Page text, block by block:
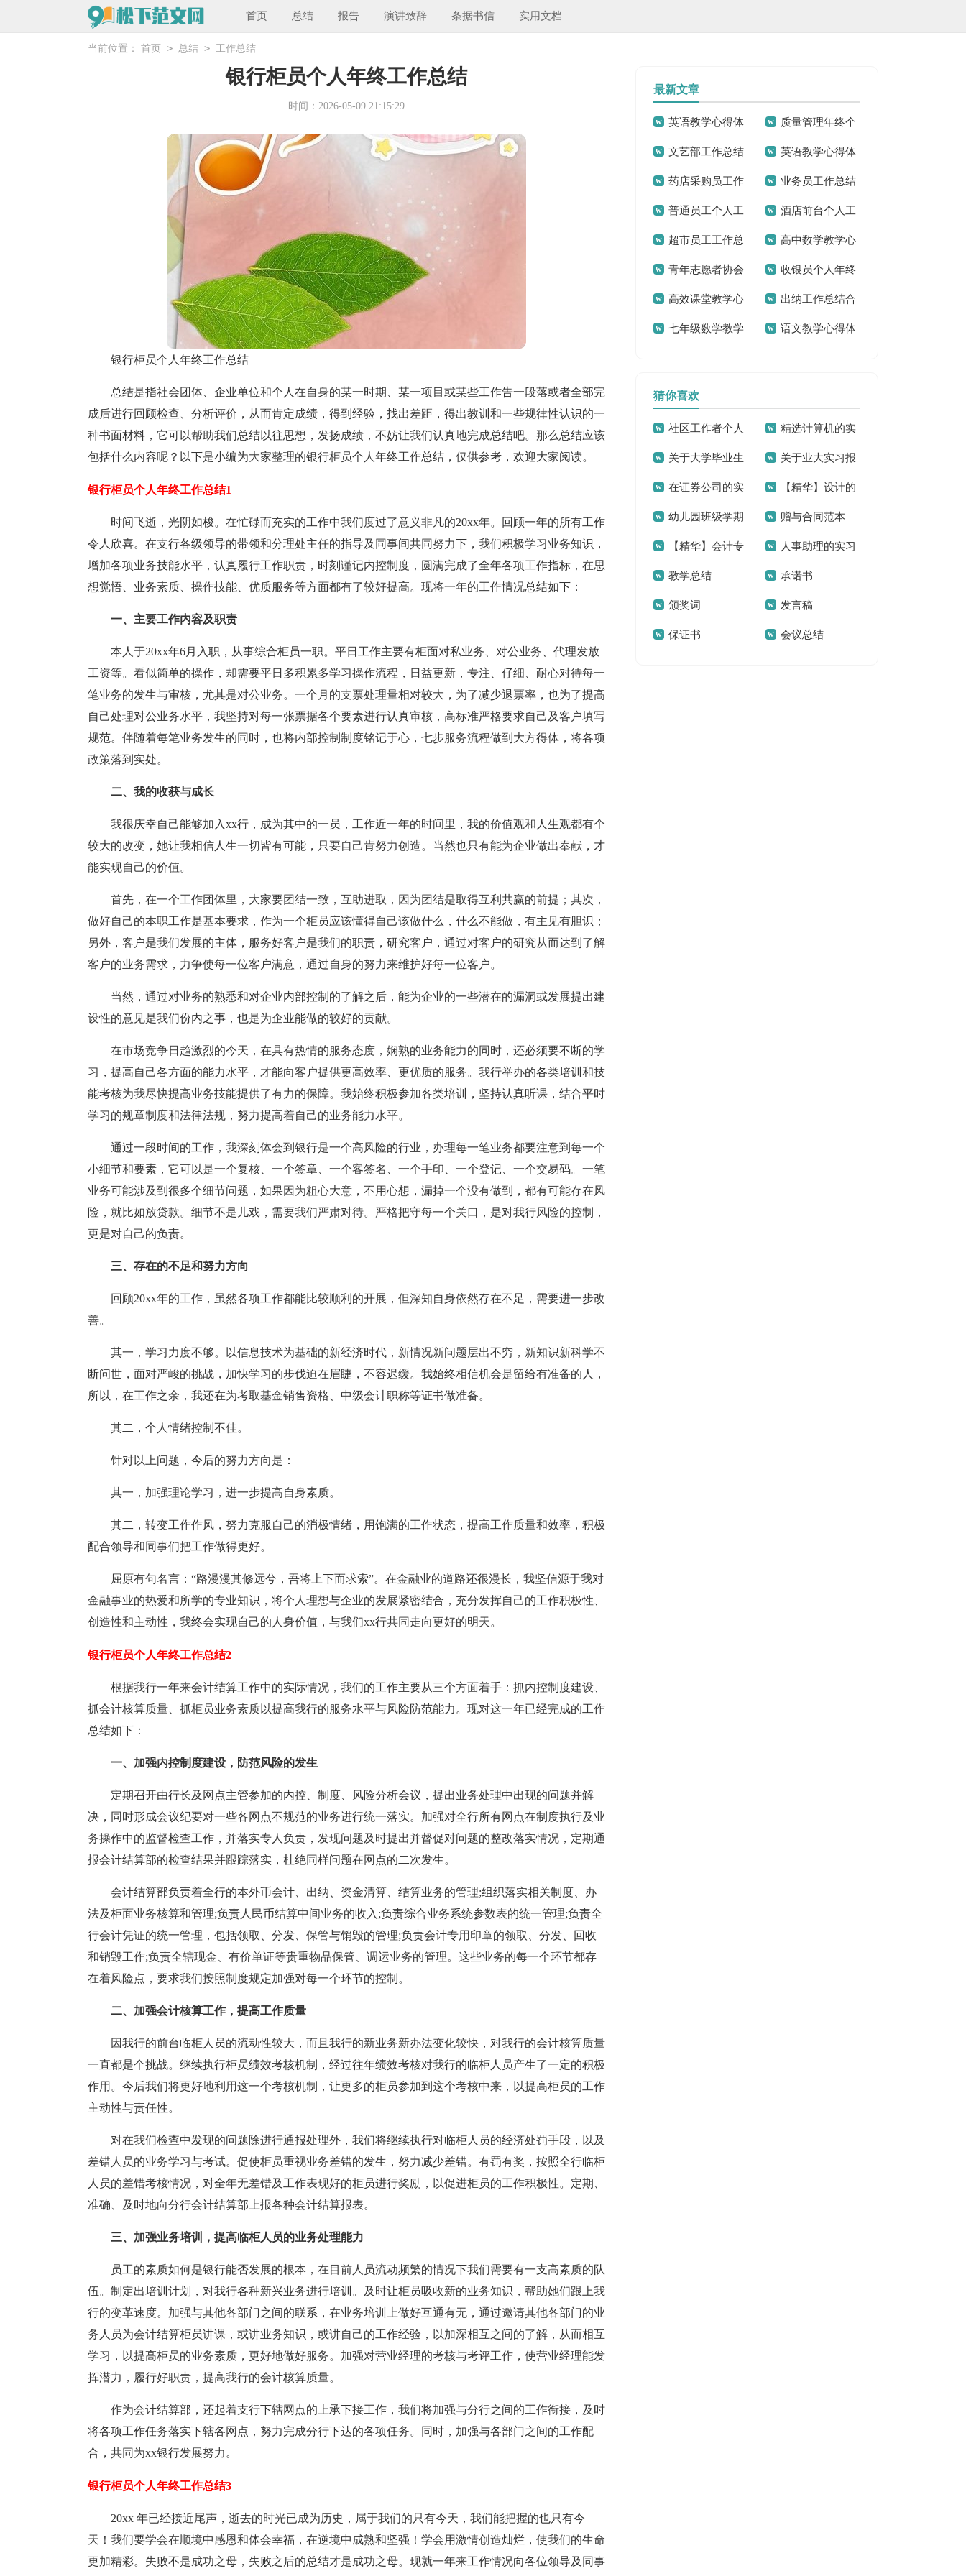
首页 总结 报告 演讲致辞 条据书信 实用文档
当前位置： 首页 > 总结 > 工作总结
银行柜员个人年终工作总结
时间：2026-05-09 21:15:29
银行柜员个人年终工作总结
总结是指社会团体、企业单位和个人在自身的某一时期、某一项目或某些工作告一段落或者全部完
成后进行回顾检查、分析评价，从而肯定成绩，得到经验，找出差距，得出教训和一些规律性认识的一
种书面材料，它可以帮助我们总结以往思想，发扬成绩，不妨让我们认真地完成总结吧。那么总结应该
包括什么内容呢？以下是小编为大家整理的银行柜员个人年终工作总结，仅供参考，欢迎大家阅读。
银行柜员个人年终工作总结1
时间飞逝，光阴如梭。在忙碌而充实的工作中我们度过了意义非凡的20xx年。回顾一年的所有工作
令人欣喜。在支行各级领导的带领和分理处主任的指导及同事间共同努力下，我们积极学习业务知识，
增加各项业务技能水平，认真履行工作职责，时刻谨记内控制度，圆满完成了全年各项工作指标，在思
想觉悟、业务素质、操作技能、优质服务等方面都有了较好提高。现将一年的工作情况总结如下：
一、主要工作内容及职责
本人于20xx年6月入职，从事综合柜员一职。平日工作主要有柜面对私业务、对公业务、代理发放
工资等。看似简单的操作，却需要平日多积累多学习操作流程，日益更新，专注、仔细、耐心对待每一
笔业务的发生与审核，尤其是对公业务。一个月的支票处理量相对较大，为了减少退票率，也为了提高
自己处理对公业务水平，我坚持对每一张票据各个要素进行认真审核，高标准严格要求自己及客户填写
规范。伴随着每笔业务发生的同时，也将内部控制制度铭记于心，七步服务流程做到大方得体，将各项
政策落到实处。
二、我的收获与成长
我很庆幸自己能够加入xx行，成为其中的一员，工作近一年的时间里，我的价值观和人生观都有个
较大的改变，她让我相信人生一切皆有可能，只要自己肯努力创造。当然也只有能为企业做出奉献，才
能实现自己的价值。
首先，在一个工作团体里，大家要团结一致，互助进取，因为团结是取得互利共赢的前提；其次，
做好自己的本职工作是基本要求，作为一个柜员应该懂得自己该做什么，什么不能做，有主见有胆识；
另外，客户是我们发展的主体，服务好客户是我们的职责，研究客户，通过对客户的研究从而达到了解
客户的业务需求，力争使每一位客户满意，通过自身的努力来维护好每一位客户。
当然，通过对业务的熟悉和对企业内部控制的了解之后，能为企业的一些潜在的漏洞或发展提出建
设性的意见是我们份内之事，也是为企业能做的较好的贡献。
在市场竞争日趋激烈的今天，在具有热情的服务态度，娴熟的业务能力的同时，还必须要不断的学
习，提高自己各方面的能力水平，才能向客户提供更高效率、更优质的服务。我行举办的各类培训和技
能考核为我尽快提高业务技能提供了有力的保障。我始终积极参加各类培训，坚持认真听课，结合平时
学习的规章制度和法律法规，努力提高着自己的业务能力水平。
通过一段时间的工作，我深刻体会到银行是一个高风险的行业，办理每一笔业务都要注意到每一个
小细节和要素，它可以是一个复核、一个签章、一个客签名、一个手印、一个登记、一个交易码。一笔
业务可能涉及到很多个细节问题，如果因为粗心大意，不用心想，漏掉一个没有做到，都有可能存在风
险，就比如放贷款。细节不是儿戏，需要我们严肃对待。严格把守每一个关口，是对我行风险的控制，
更是对自己的负责。
三、存在的不足和努力方向
回顾20xx年的工作，虽然各项工作都能比较顺利的开展，但深知自身依然存在不足，需要进一步改
善。
其一，学习力度不够。以信息技术为基础的新经济时代，新情况新问题层出不穷，新知识新科学不
断问世，面对严峻的挑战，加快学习的步伐迫在眉睫，不容迟缓。我始终相信机会是留给有准备的人，
所以，在工作之余，我还在为考取基金销售资格、中级会计职称等证书做准备。
其二，个人情绪控制不佳。
针对以上问题，今后的努力方向是：
其一，加强理论学习，进一步提高自身素质。
其二，转变工作作风，努力克服自己的消极情绪，用饱满的工作状态，提高工作质量和效率，积极
配合领导和同事们把工作做得更好。
屈原有句名言：“路漫漫其修远兮，吾将上下而求索”。在金融业的道路还很漫长，我坚信源于我对
金融事业的热爱和所学的专业知识，将个人理想与企业的发展紧密结合，充分发挥自己的工作积极性、
创造性和主动性，我终会实现自己的人身价值，与我们xx行共同走向更好的明天。
银行柜员个人年终工作总结2
根据我行一年来会计结算工作中的实际情况，我们的工作主要从三个方面着手：抓内控制度建设、
抓会计核算质量、抓柜员业务素质以提高我行的服务水平与风险防范能力。现对这一年已经完成的工作
总结如下：
一、加强内控制度建设，防范风险的发生
定期召开由行长及网点主管参加的内控、制度、风险分析会议，提出业务处理中出现的问题并解
决，同时形成会议纪要对一些各网点不规范的业务进行统一落实。加强对全行所有网点在制度执行及业
务操作中的监督检查工作，并落实专人负责，发现问题及时提出并督促对问题的整改落实情况，定期通
报会计结算部的检查结果并跟踪落实，杜绝同样问题在网点的二次发生。
会计结算部负责着全行的本外币会计、出纳、资金清算、结算业务的管理;组织落实相关制度、办
法及柜面业务核算和管理;负责人民币结算中间业务的收入;负责综合业务系统参数表的统一管理;负责全
行会计凭证的统一管理，包括领取、分发、保管与销毁的管理;负责会计专用印章的领取、分发、回收
和销毁工作;负责全辖现金、有价单证等贵重物品保管、调运业务的管理。这些业务的每一个环节都存
在着风险点，要求我们按照制度规定加强对每一个环节的控制。
二、加强会计核算工作，提高工作质量
因我行的前台临柜人员的流动性较大，而且我行的新业务新办法变化较快，对我行的会计核算质量
一直都是个挑战。继续执行柜员绩效考核机制，经过往年绩效考核对我行的临柜人员产生了一定的积极
作用。今后我们将更好地利用这一个考核机制，让更多的柜员参加到这个考核中来，以提高柜员的工作
主动性与责任性。
对在我们检查中发现的问题除进行通报处理外，我们将继续执行对临柜人员的经济处罚手段，以及
差错人员的业务学习与考试。促使柜员重视业务差错的发生，努力减少差错。有罚有奖，按照全行临柜
人员的差错考核情况，对全年无差错及工作表现好的柜员进行奖励，以促进柜员的工作积极性。定期、
准确、及时地向分行会计结算部上报各种会计结算报表。
三、加强业务培训，提高临柜人员的业务处理能力
员工的素质如何是银行能否发展的根本，在目前人员流动频繁的情况下我们需要有一支高素质的队
伍。制定出培训计划，对我行各种新兴业务进行培训。及时让柜员吸收新的业务知识，帮助她们跟上我
行的变革速度。加强与其他各部门之间的联系，在业务培训上做好互通有无，通过邀请其他各部门的业
务人员为会计结算柜员讲课，或讲业务知识，或讲自己的工作经验，以加深相互之间的了解，从而相互
学习，以提高柜员的业务素质，更好地做好服务。加强对营业经理的考核与考评工作，使营业经理能发
挥潜力，履行好职责，提高我行的会计核算质量。
作为会计结算部，还起着支行下辖网点的上承下接工作，我们将加强与分行之间的工作衔接，及时
将各项工作任务落实下辖各网点，努力完成分行下达的各项任务。同时，加强与各部门之间的工作配
合，共同为xx银行发展努力。
银行柜员个人年终工作总结3
20xx 年已经接近尾声，逝去的时光已成为历史，属于我们的只有今天，我们能把握的也只有今
天！我们要学会在顺境中感恩和体会幸福，在逆境中成熟和坚强！学会用激情创造灿烂，使我们的生命
更加精彩。失败不是成功之母，失败之后的总结才是成功之母。现就一年来工作情况向各位领导及同事
最新文章
英语教学心得体
会(合集15篇)
质量管理年终个
人工作总结
文艺部工作总结
15篇
英语教学心得体
会(15篇)
药店采购员工作
总结
业务员工作总结
(集合15篇)
普通员工个人工
作总结(15篇)
酒店前台个人工
作总结(汇编15篇)
超市员工工作总
结 15篇
高中数学教学心
得体会13篇
青年志愿者协会
工作总结(15篇)
收银员个人年终
工作总结15篇
高效课堂教学心
得体会15篇
出纳工作总结合
集15篇
七年级数学教学 语文教学心得体
猜你喜欢
社区工作者个人
工作总结
精选计算机的实
习报告范文六篇
关于大学毕业生
实习报告
关于业大实习报
告模板汇编6篇
在证券公司的实
习报告15篇
【精华】设计的
实习报告范文7篇
幼儿园班级学期
工作总结
赠与合同范本
【精华】会计专
业的实习报告四篇
人事助理的实习
报告集合七篇
教学总结 承诺书
颁奖词 发言稿
保证书 会议总结